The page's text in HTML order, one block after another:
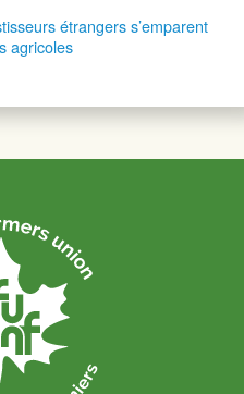
étrangers s’emparent
agricoles